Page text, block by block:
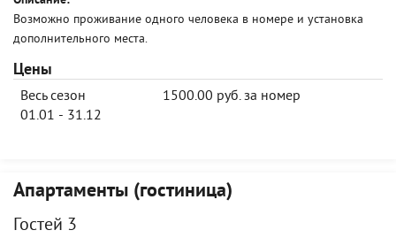
Возможно проживание одного человека в номере и установка
дополнительного места.
Цены
Весь сезон
01.01 - 31.12
1500.00 руб. за номер
Апартаменты (гостиница)
Гостей 3